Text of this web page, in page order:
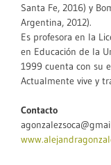
Santa Fe, 2016) y
Argentina, 2012).
Es profesora en la
en Educación de la
1999 cuenta con su
Actualmente vive y
Contacto